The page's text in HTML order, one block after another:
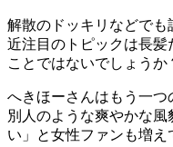
解散のドッキリなどで
近注目のトピックは長髪
ことではないでしょうか
へきほーさんはもう一つ
別人のような爽やかな風
い」
と女性ファンも増え